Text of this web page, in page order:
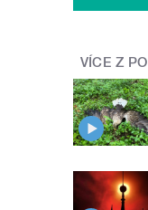
VÍCE Z